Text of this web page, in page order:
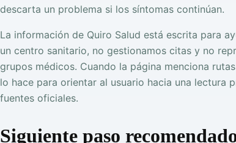
descarta un problema si los síntomas continúan.
La información de Quiro Salud está escrita para
un centro sanitario, no gestionamos citas y no
grupos médicos. Cuando la página menciona
lo hace para orientar al usuario hacia una lectura
fuentes oficiales.
Siguiente paso